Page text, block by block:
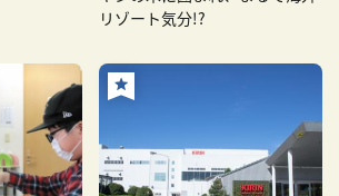
リゾート気分!?